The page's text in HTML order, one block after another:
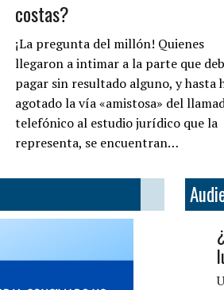
costas?
¡La pregunta del millón! Quienes
llegaron a intimar a la parte que
pagar sin resultado alguno, y hasta
agotado la vía «amistosa» del
telefónico al estudio jurídico que la
representa, se encuentran…